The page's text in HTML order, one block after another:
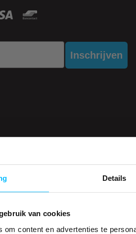
Details
van cookies
om content en advertenties te
Inschrijven